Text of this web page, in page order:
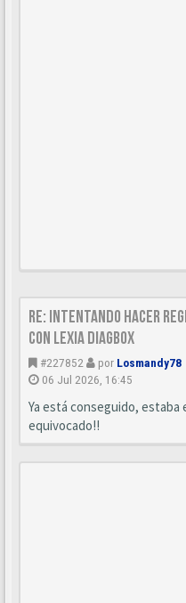
Re: Intentando hacer
con Lexia diagbox
#227852 por Losmandy78
06 Jul 2026, 16:45
Ya está conseguido, estaba
equivocado!!